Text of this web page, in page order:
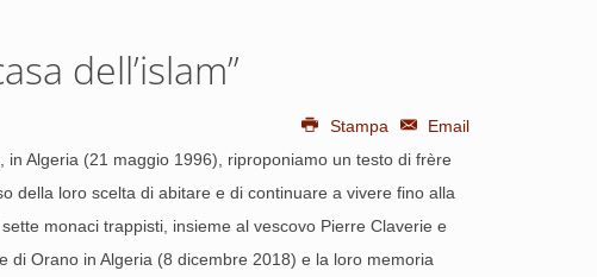
dell’islam”
Stampa
Email
Algeria (21 maggio 1996), riproponiamo un testo di frère
della loro scelta di abitare e di continuare a vivere fino alla
monaci trappisti, insieme al vescovo Pierre Claverie e
di Orano in Algeria (8 dicembre 2018) e la loro memoria